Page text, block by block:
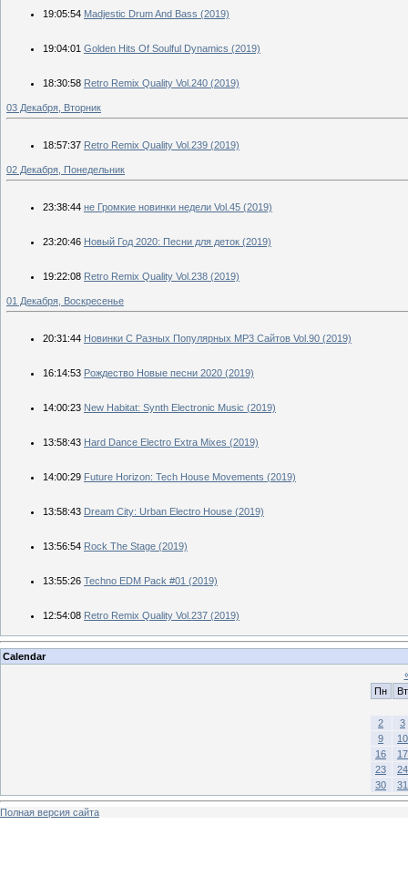
19:05:54 Madjestic Drum And Bass (2019)
19:04:01 Golden Hits Of Soulful Dynamics (2019)
18:30:58 Retro Remix Quality Vol.240 (2019)
03 Декабря, Вторник
18:57:37 Retro Remix Quality Vol.239 (2019)
02 Декабря, Понедельник
23:38:44 не Громкие новинки недели Vol.45 (2019)
23:20:46 Новый Год 2020: Песни для деток (2019)
19:22:08 Retro Remix Quality Vol.238 (2019)
01 Декабря, Воскресенье
20:31:44 Новинки С Разных Популярных MP3 Сайтов Vol.90 (2019)
16:14:53 Рождество Новые песни 2020 (2019)
14:00:23 New Habitat: Synth Electronic Music (2019)
13:58:43 Hard Dance Electro Extra Mixes (2019)
14:00:29 Future Horizon: Tech House Movements (2019)
13:58:43 Dream City: Urban Electro House (2019)
13:56:54 Rock The Stage (2019)
13:55:26 Techno EDM Pack #01 (2019)
12:54:08 Retro Remix Quality Vol.237 (2019)
Calendar
Пн
Вт
2
3
9
10
16
17
23
24
30
31
Полная версия сайта